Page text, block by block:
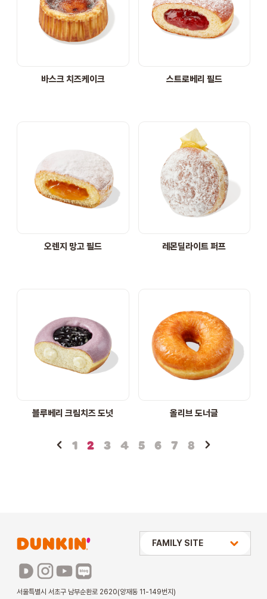
바스크 치즈케이크 스트로베리 필드
오렌지 망고 필드 레몬딜라이트 퍼프
블루베리 크림치즈 도넛 올리브 도너글
1 2 3 4 5 6 7 8
서울특별시 서초구 남부순환로 2620(양재동 11-149번지)
상미당 HOLDINGS
파리바게뜨
FAMILY SITE